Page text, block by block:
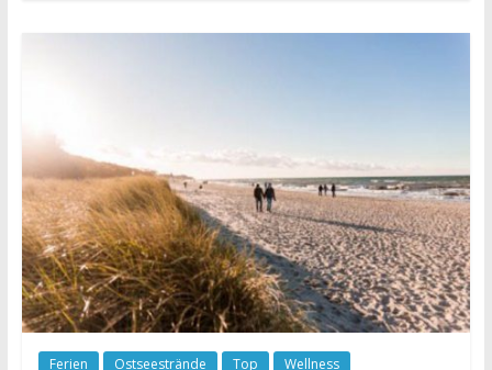
Ferien Ostseestrände Top Wellness